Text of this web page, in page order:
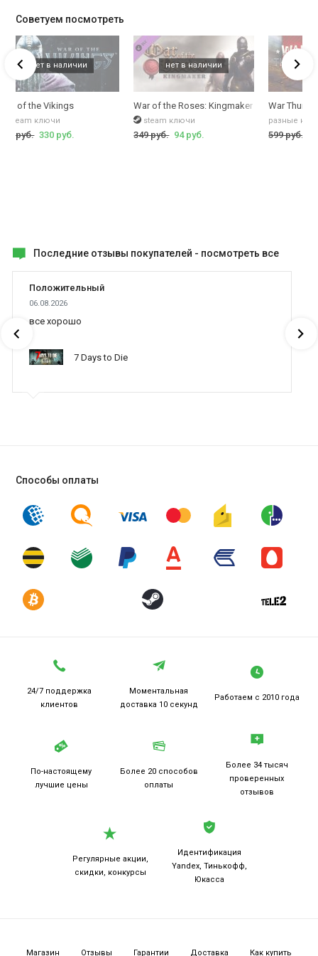
Советуем посмотреть
(ранг 2, СССР)
премиума или самолет P-39 K-1 Airacobra+7 дней премиума
of the Vikings
steam ключи
руб. 330 руб.
War of the Roses: Kingmaker
steam ключи
349 руб. 94 руб.
War
разные
599 руб.
Последние отзывы покупателей - посмотреть все
Положительный
06.08.2026
все хорошо
7 Days to Die
Способы оплаты
24/7 поддержка
клиентов
Моментальная
доставка 10 секунд
Работаем с 2010 года
По-настоящему
лучшие цены
Более 20 способов
оплаты
Более 34 тысяч
проверенных
отзывов
Регулярные акции,
скидки, конкурсы
Идентификация
Yandex, Тинькофф,
Юкасса
Магазин Отзывы Гарантии Доставка Как купить